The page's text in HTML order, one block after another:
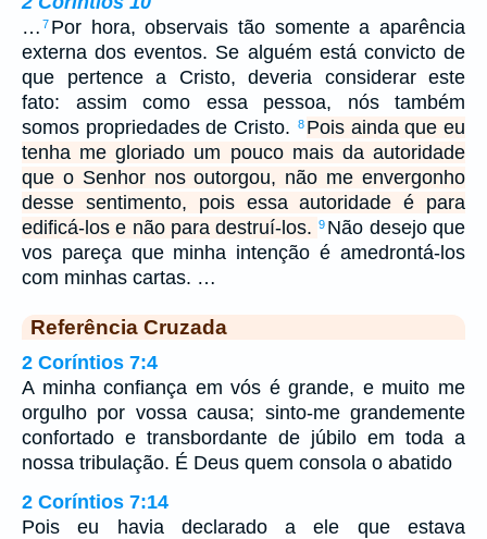
… 7 Por hora, observais tão somente a aparência
externa dos eventos. Se alguém está convicto de
que pertence a Cristo, deveria considerar este
fato: assim como essa pessoa, nós também
somos propriedades de Cristo.
8 Pois ainda que eu
tenha me gloriado um pouco mais da autoridade
que o Senhor nos outorgou, não me envergonho
desse sentimento, pois essa autoridade é para
edificá-los e não para destruí-los.
9 Não desejo que
vos pareça que minha intenção é amedrontá-los
com minhas cartas. …
Referência Cruzada
2 Coríntios 7:4
A minha confiança em vós é grande, e muito me
orgulho por vossa causa; sinto-me grandemente
confortado e transbordante de júbilo em toda a
nossa tribulação. É Deus quem consola o abatido
2 Coríntios 7:14
Pois eu havia declarado a ele que estava